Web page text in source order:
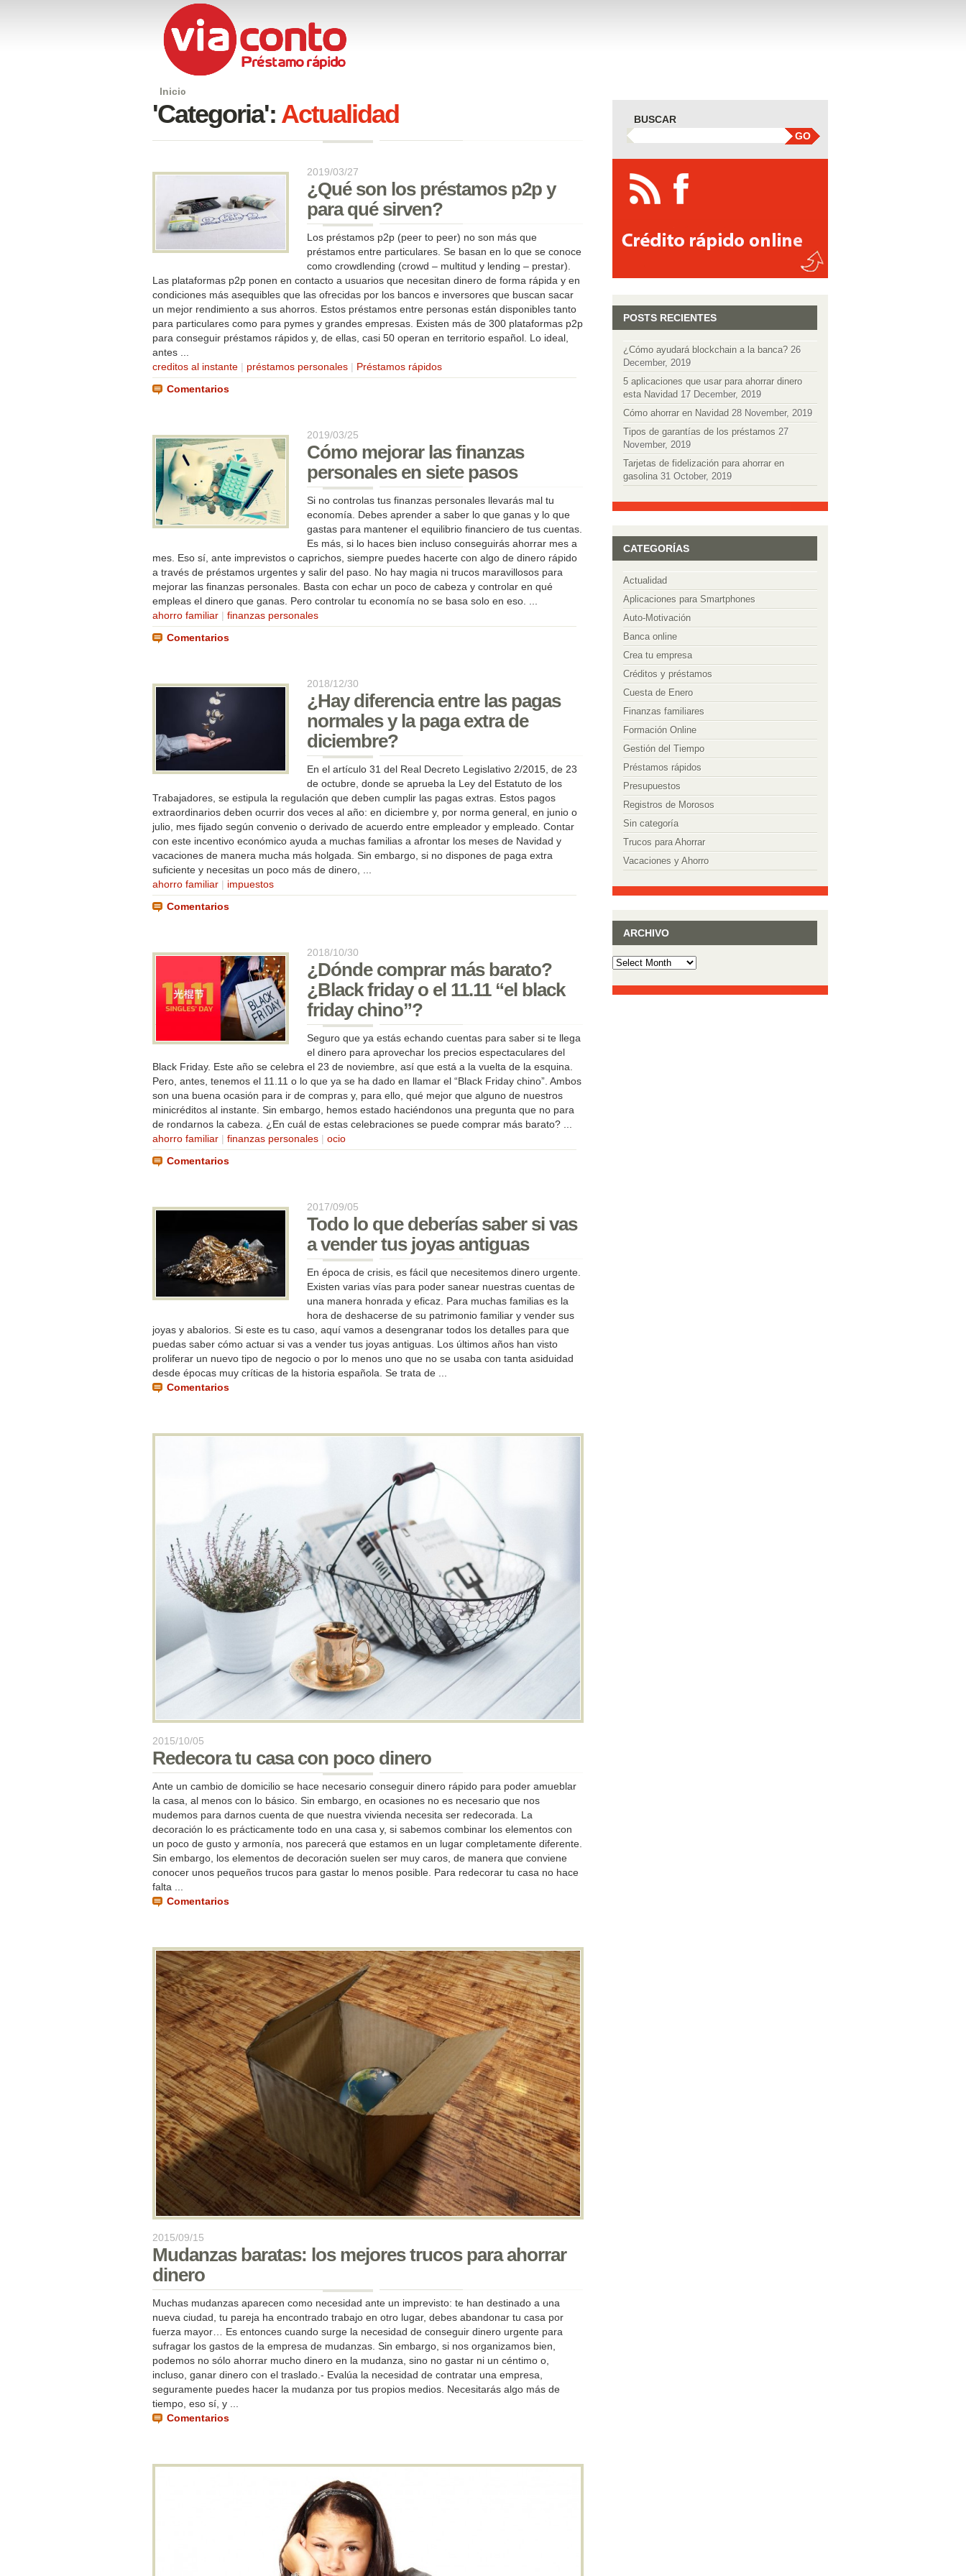
Inicio
'Categoria': Actualidad
2019/03/27
¿Qué son los préstamos p2p y
para qué sirven?
Los préstamos p2p (peer to peer) no son más que
préstamos entre particulares. Se basan en lo que se conoce
como crowdlending (crowd – multitud y lending – prestar).
Las plataformas p2p ponen en contacto a usuarios que necesitan dinero de forma rápida y en
condiciones más asequibles que las ofrecidas por los bancos e inversores que buscan sacar
un mejor rendimiento a sus ahorros. Estos préstamos entre personas están disponibles tanto
para particulares como para pymes y grandes empresas. Existen más de 300 plataformas p2p
para conseguir préstamos rápidos y, de ellas, casi 50 operan en territorio español. Lo ideal,
antes ...
creditos al instante | préstamos personales | Préstamos rápidos
Comentarios
2019/03/25
Cómo mejorar las finanzas
personales en siete pasos
Si no controlas tus finanzas personales llevarás mal tu
economía. Debes aprender a saber lo que ganas y lo que
gastas para mantener el equilibrio financiero de tus cuentas.
Es más, si lo haces bien incluso conseguirás ahorrar mes a
mes. Eso sí, ante imprevistos o caprichos, siempre puedes hacerte con algo de dinero rápido
a través de préstamos urgentes y salir del paso. No hay magia ni trucos maravillosos para
mejorar las finanzas personales. Basta con echar un poco de cabeza y controlar en qué
empleas el dinero que ganas. Pero controlar tu economía no se basa solo en eso. ...
ahorro familiar | finanzas personales
Comentarios
2018/12/30
¿Hay diferencia entre las pagas
normales y la paga extra de
diciembre?
En el artículo 31 del Real Decreto Legislativo 2/2015, de 23
de octubre, donde se aprueba la Ley del Estatuto de los
Trabajadores, se estipula la regulación que deben cumplir las pagas extras. Estos pagos
extraordinarios deben ocurrir dos veces al año: en diciembre y, por norma general, en junio o
julio, mes fijado según convenio o derivado de acuerdo entre empleador y empleado. Contar
con este incentivo económico ayuda a muchas familias a afrontar los meses de Navidad y
vacaciones de manera mucha más holgada. Sin embargo, si no dispones de paga extra
suficiente y necesitas un poco más de dinero, ...
ahorro familiar | impuestos
Comentarios
2018/10/30
¿Dónde comprar más barato?
¿Black friday o el 11.11 “el black
friday chino”?
Seguro que ya estás echando cuentas para saber si te llega
el dinero para aprovechar los precios espectaculares del
Black Friday. Este año se celebra el 23 de noviembre, así que está a la vuelta de la esquina.
Pero, antes, tenemos el 11.11 o lo que ya se ha dado en llamar el “Black Friday chino”. Ambos
son una buena ocasión para ir de compras y, para ello, qué mejor que alguno de nuestros
minicréditos al instante. Sin embargo, hemos estado haciéndonos una pregunta que no para
de rondarnos la cabeza. ¿En cuál de estas celebraciones se puede comprar más barato? ...
ahorro familiar | finanzas personales | ocio
Comentarios
2017/09/05
Todo lo que deberías saber si vas
a vender tus joyas antiguas
En época de crisis, es fácil que necesitemos dinero urgente.
Existen varias vías para poder sanear nuestras cuentas de
una manera honrada y eficaz. Para muchas familias es la
hora de deshacerse de su patrimonio familiar y vender sus
joyas y abalorios. Si este es tu caso, aquí vamos a desengranar todos los detalles para que
puedas saber cómo actuar si vas a vender tus joyas antiguas. Los últimos años han visto
proliferar un nuevo tipo de negocio o por lo menos uno que no se usaba con tanta asiduidad
desde épocas muy críticas de la historia española. Se trata de ...
Comentarios
2015/10/05
Redecora tu casa con poco dinero
Ante un cambio de domicilio se hace necesario conseguir dinero rápido para poder amueblar
la casa, al menos con lo básico. Sin embargo, en ocasiones no es necesario que nos
mudemos para darnos cuenta de que nuestra vivienda necesita ser redecorada. La
decoración lo es prácticamente todo en una casa y, si sabemos combinar los elementos con
un poco de gusto y armonía, nos parecerá que estamos en un lugar completamente diferente.
Sin embargo, los elementos de decoración suelen ser muy caros, de manera que conviene
conocer unos pequeños trucos para gastar lo menos posible. Para redecorar tu casa no hace
falta ...
Comentarios
2015/09/15
Mudanzas baratas: los mejores trucos para ahorrar
dinero
Muchas mudanzas aparecen como necesidad ante un imprevisto: te han destinado a una
nueva ciudad, tu pareja ha encontrado trabajo en otro lugar, debes abandonar tu casa por
fuerza mayor… Es entonces cuando surge la necesidad de conseguir dinero urgente para
sufragar los gastos de la empresa de mudanzas. Sin embargo, si nos organizamos bien,
podemos no sólo ahorrar mucho dinero en la mudanza, sino no gastar ni un céntimo o,
incluso, ganar dinero con el traslado.- Evalúa la necesidad de contratar una empresa,
seguramente puedes hacer la mudanza por tus propios medios. Necesitarás algo más de
tiempo, eso sí, y ...
Comentarios
BUSCAR
GO
POSTS RECIENTES
¿Cómo ayudará blockchain a la banca? 26
December, 2019
5 aplicaciones que usar para ahorrar dinero
esta Navidad 17 December, 2019
Cómo ahorrar en Navidad 28 November, 2019
Tipos de garantías de los préstamos 27
November, 2019
Tarjetas de fidelización para ahorrar en
gasolina 31 October, 2019
CATEGORÍAS
Actualidad
Aplicaciones para Smartphones
Auto-Motivación
Banca online
Crea tu empresa
Créditos y préstamos
Cuesta de Enero
Finanzas familiares
Formación Online
Gestión del Tiempo
Préstamos rápidos
Presupuestos
Registros de Morosos
Sin categoría
Trucos para Ahorrar
Vacaciones y Ahorro
ARCHIVO